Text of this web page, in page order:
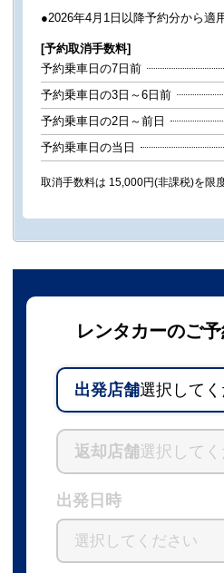
●2026年4月1日以降予約分から適
[予約取消手数料]
予約乗車日の7日前
予約乗車日の3日～6日前
予約乗車日の2日～前日
予約乗車日の当日
取消手数料は 15,000円(非課税)を限
レンタカーのご予
出発店舗選択して
返却店舗選択して
出発日時